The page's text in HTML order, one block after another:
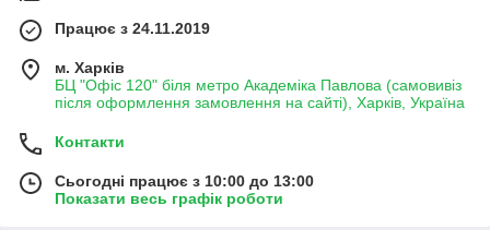
Працює з 24.11.2019
м. Харків
БЦ "Офіс 120" біля метро Академіка Павлова (самовивіз
після оформлення замовлення на сайті), Харків, Україна
Контакти
Сьогодні працює з 10:00 до 13:00
Показати весь графік роботи